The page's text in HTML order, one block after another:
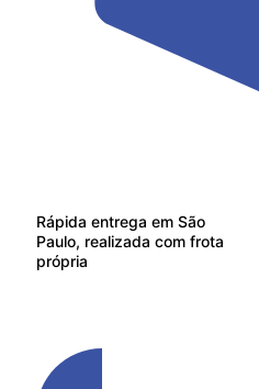
Rápida entrega em São
Paulo, realizada com frota
própria